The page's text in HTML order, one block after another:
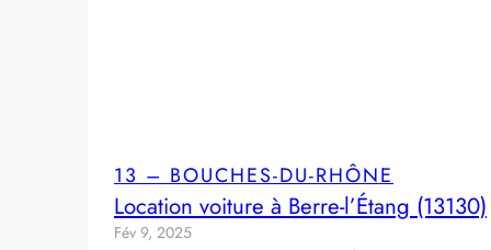
13 – BOUCHES-DU-RHÔNE
Location voiture à Berre-l’Étang (13130)
Fév 9, 2025